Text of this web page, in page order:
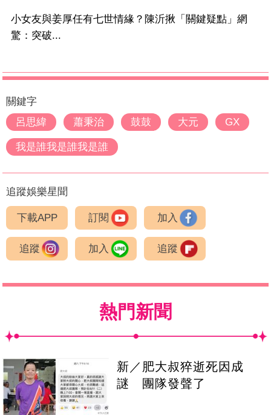
小女友與姜厚任有七世情緣？陳沂揪「關鍵疑點」網
驚：突破...
關鍵字
呂思緯
蕭秉治 鼓鼓 大元 GX
我是誰我是誰我是誰
追蹤娛樂星聞
下載APP 訂閱 加入
追蹤 加入 追蹤
熱門新聞
新／肥大叔猝逝死因成
謎 團隊發聲了